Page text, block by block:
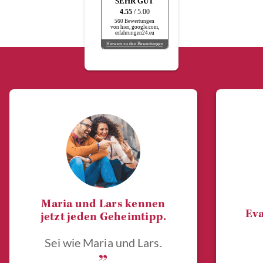
4.55 / 5.00
560 Bewertungen
von hier, google.com,
erfahrungen24.eu
Hinweis zu den Bewertungen
Maria und Lars kennen
jetzt jeden Geheimtipp.
Sei wie Maria und Lars.
„